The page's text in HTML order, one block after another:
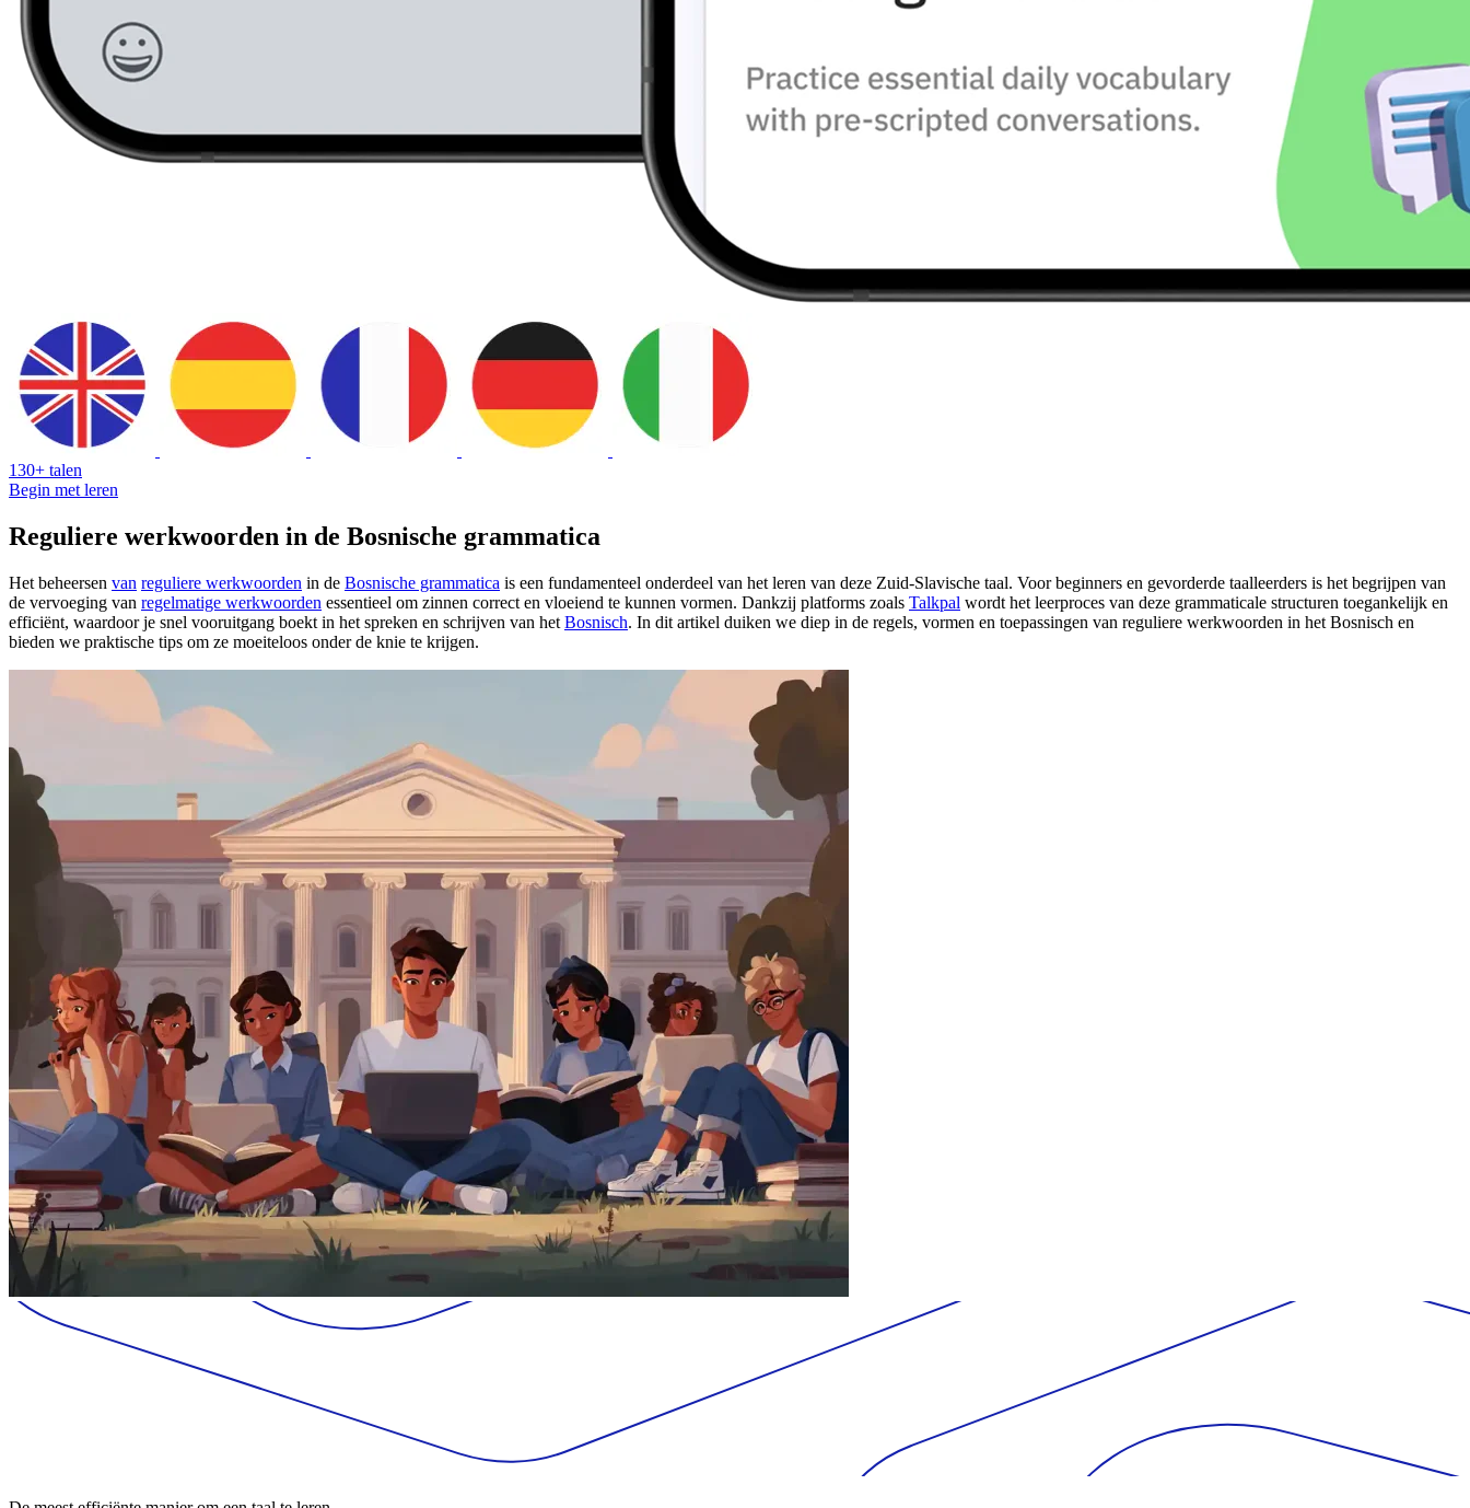
130+ talen
Begin met leren
Reguliere werkwoorden in de Bosnische grammatica
Het beheersen van reguliere werkwoorden in de Bosnische grammatica is een fundamenteel onderdeel van het leren van deze Zuid-Slavische taal. Voor beginners en gevorderde taalleerders is het begrijpen van
de vervoeging van regelmatige werkwoorden essentieel om zinnen correct en vloeiend te kunnen vormen. Dankzij platforms zoals Talkpal wordt het leerproces van deze grammaticale structuren toegankelijk en
efficiënt, waardoor je snel vooruitgang boekt in het spreken en schrijven van het Bosnisch. In dit artikel duiken we diep in de regels, vormen en toepassingen van reguliere werkwoorden in het Bosnisch en
bieden we praktische tips om ze moeiteloos onder de knie te krijgen.